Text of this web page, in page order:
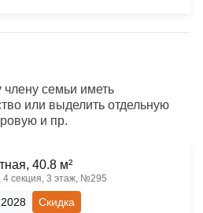
семьи иметь
или выделить отдельную
и пр.
40.8 м²
4 секция, 3 этаж, №295
Скидка